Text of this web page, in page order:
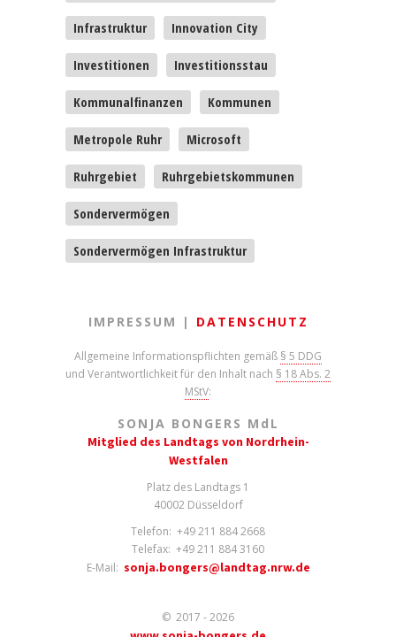
Infrastruktur Innovation City
Investitionen Investitionsstau
Kommunalfinanzen Kommunen
Metropole Ruhr Microsoft
Ruhrgebiet Ruhrgebietskommunen
Sondervermögen
Sondervermögen Infrastruktur
IMPRESSUM | DATENSCHUTZ
Allgemeine Informationspflichten gemäß § 5 DDG
und Verantwortlichkeit für den Inhalt nach § 18 Abs. 2
MStV:
SONJA BONGERS M d L
Mitglied des Landtags von Nordrhein-
Westfalen
Platz des Landtags 1
40002 Düsseldorf
Telefon: +49 211 884 2668
Telefax: +49 211 884 3160
E-Mail: sonja.bongers@landtag.nrw.de
© 2017 - 2026